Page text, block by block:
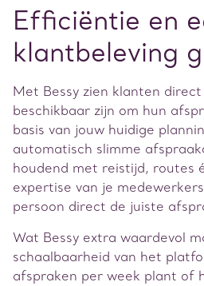
Efficiëntie en
klantbeleving
Met Bessy zien klanten
beschikbaar zijn om hun
basis van jouw huidige
automatisch slimme
houdend met reistijd, routes
expertise van je
persoon direct de juiste
Wat Bessy extra waardevol
schaalbaarheid van het
afspraken per week plant of